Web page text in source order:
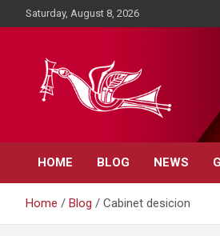
to
Saturday, August 8, 2026
Rupavahini
HOME BLOG NEWS
Home Blog Cabinet desicion